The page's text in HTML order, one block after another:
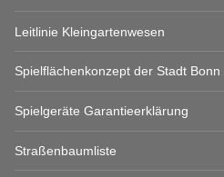
Leitlinie Kleingartenwesen
Spielflächenkonzept der Stadt Bonn
Spielgeräte Garantieerklärung
Straßenbaumliste